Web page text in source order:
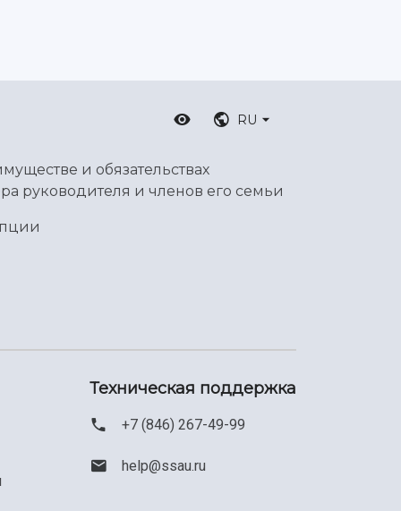
RU
и обязательствах
руководителя и членов его семьи
Техническая поддержка
+7 (846) 267-49-99
help@ssau.ru